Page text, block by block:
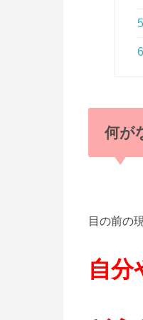
何が
目の前の
自分